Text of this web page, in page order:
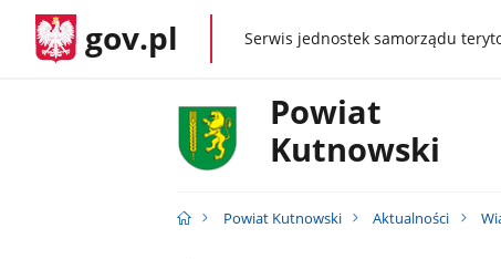
gov.pl gov.plSerwis jednostek samorządu
Powiat
Kutnowski
Powiat Kutnowski Aktualności